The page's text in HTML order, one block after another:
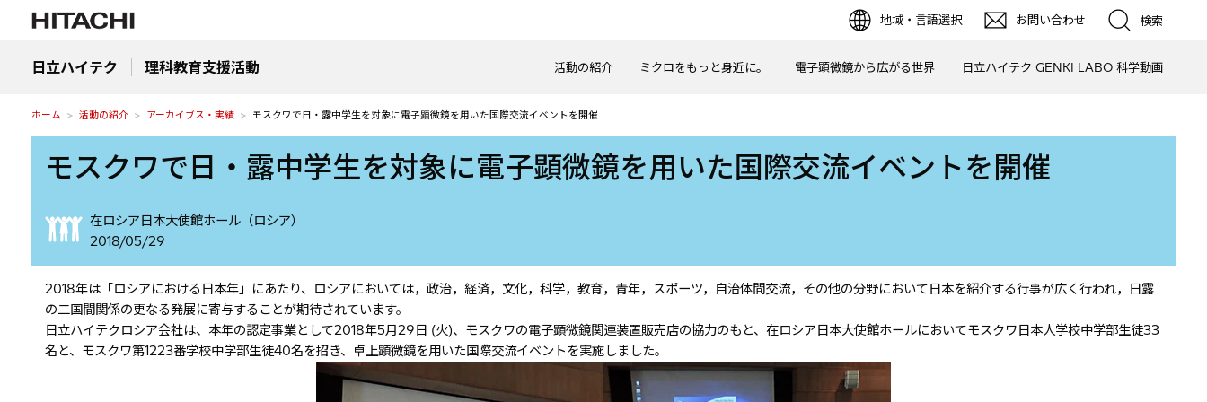
地域・言語選択 お問い合わせ 検索
日立ハイテク 理科教育支援活動 活動の紹介 ミクロをもっと身近に。 電子顕微鏡から広がる世界 日立ハイテク GENKI LABO 科学動画
ホーム 活動の紹介 アーカイブス・実績 モスクワで日・露中学生を対象に電子顕微鏡を用いた国際交流イベントを開催
モスクワで日・露中学生を対象に電子顕微鏡を用いた国際交流イベントを開催
在ロシア日本大使館ホール（ロシア）
2018/05/29
2018年は「ロシアにおける日本年」にあたり、ロシアにおいては，政治，経済，文化，科学，教育，青年，スポーツ，自治体間交流，その他の分野において日本を紹介する行事が広く行われ，日露
の二国間関係の更なる発展に寄与することが期待されています。
日立ハイテクロシア会社は、本年の認定事業として2018年5月29日 (火)、モスクワの電子顕微鏡関連装置販売店の協力のもと、在ロシア日本大使館ホールにおいてモスクワ日本人学校中学部生徒33
名と、モスクワ第1223番学校中学部生徒40名を招き、卓上顕微鏡を用いた国際交流イベントを実施しました。